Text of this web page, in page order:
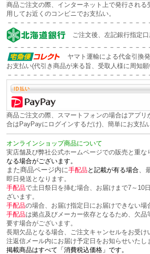
商品ご注文の際、インターネット上で発行される
用してお近くのコンビニでお支払い。
－－－－－－－－－－－－－－－－－－－－－－
ご注文後、左記銀行指定口
－－－－－－－－－－－－－－－－－－－－－－
ヤマト運輸による代金引換
お支払い(代引き商品が来る旨、受取人様に周知
－－－－－－－－－－－－－－－－－－－－－－
商品ご注文の際、スマートフォンの場合はアプリ
合はPayPayにログインするだけ)、簡単にお支払
オンラインショップ商品について
実店舗及び弊社公式ホームページでの販売と重な
なる場合がございます。
また商品ページ内に手配品 と記載が有る場合 、
即日発送となります。
手配品で土日祭日を挿む場合、お届けまで7～10
ざいます。
手配品の場合、お届け指定日にお届けできない場
手配品は拠点及びメーカー依存となるため、欠品
要す場合がございます。
長期欠品となる場合、ご注文キャンセルをお受け
注返信メール内にお届け予定日をお知らせいたし
掲載商品はすべて「消費税込価格」です。